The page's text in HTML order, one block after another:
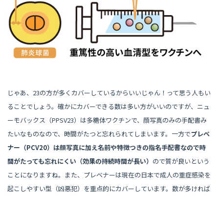
じゃあ、23の方が多くカバーしているからいいじゃん！って思う人もい
ることでしょう。確かにカバーできる数は多い方がいいのですが、ニュ
ーモバックス（PPSV23）は多糖体ワクチンで、顔写真のみの手配書み
たいなものなので、時間がたつと忘れられてしまいます。一方でプレベ
ナー（PCV20）は顔写真に加え名前や特徴つきの指名手配書なので時
間がたっても忘れにくい（効果の持続時間が長い） ので質が良いという
ことになりますね。また、プレベナーは現在の日本で成人の重症感染を
起こしやすい型（凶悪犯）を重点的にカバーしています。数が多ければ